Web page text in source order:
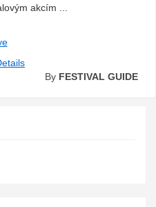
akcím ...
By FESTIVAL GUIDE